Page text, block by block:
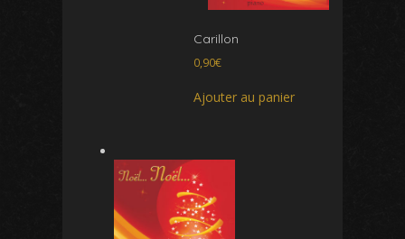
Carillon
0,90€
Ajouter au panier